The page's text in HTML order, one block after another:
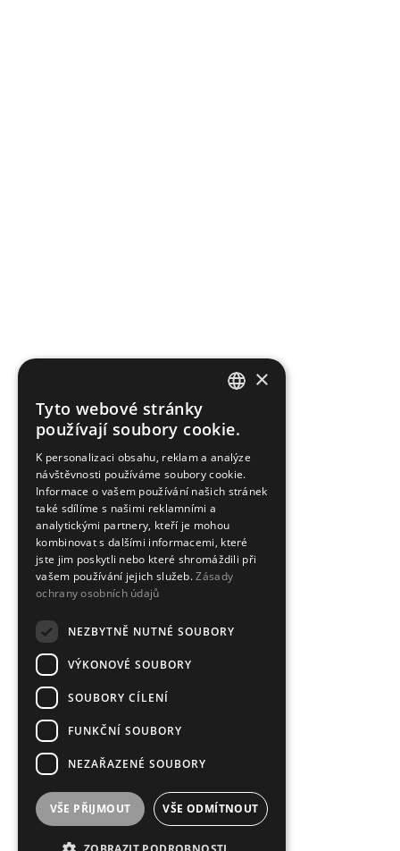
×
Tyto webové stránky
používají soubory cookie.
K personalizaci obsahu, reklam a analýze
návštěvnosti používáme soubory cookie.
Informace o vašem používání našich stránek
také sdílíme s našimi reklamními a
analytickými partnery, kteří je mohou
kombinovat s dalšími informacemi, které
jste jim poskytli nebo které shromáždili při
vašem používání jejich služeb.Zásady
ochrany osobních údajů
NEZBYTNĚ NUTNÉ SOUBORY
VÝKONOVÉ SOUBORY
SOUBORY CÍLENÍ
FUNKČNÍ SOUBORY
NEZAŘAZENÉ SOUBORY
VŠE PŘIJMOUT VŠE ODMÍTNOUT